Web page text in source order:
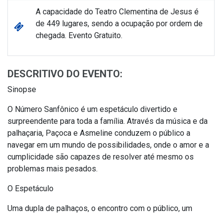
A capacidade do Teatro Clementina de Jesus é
de 449 lugares, sendo a ocupação por ordem de
chegada. Evento Gratuito.
DESCRITIVO DO EVENTO:
Sinopse
O Número Sanfônico é um espetáculo divertido e
surpreendente para toda a família. Através da música e da
palhaçaria, Paçoca e Asmeline conduzem o público a
navegar em um mundo de possibilidades, onde o amor e a
cumplicidade são capazes de resolver até mesmo os
problemas mais pesados.
O Espetáculo
Uma dupla de palhaços, o encontro com o público, um